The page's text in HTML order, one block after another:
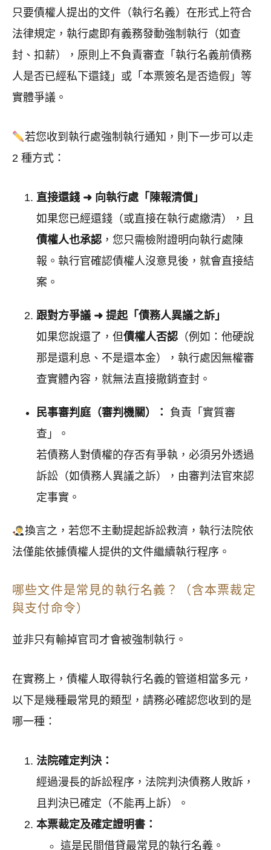
只要債權人提出的文件（執行名義）在形式上符合
法律規定，執行處即有義務發動強制執行（如查
封、扣薪），原則上不負責審查「執行名義前債務
人是否已經私下還錢」或「本票簽名是否造假」等
實體爭議。
若您收到執行處強制執行通知，則下一步可以走
2 種方式：
直接還錢 ➜ 向執行處「陳報清償」
如果您已經還錢（或直接在執行處繳清），且
債權人也承認 ，您只需檢附證明向執行處陳
報。執行官確認債權人沒意見後，就會直接結
案。
跟對方爭議 ➜ 提起「債務人異議之訴」
如果您說還了，但債權人否認 （例如：他硬說
那是還利息、不是還本金），執行處因無權審
查實體內容，就無法直接撤銷查封。
民事審判庭（審判機關）：
負責「實質審
查」。
若債務人對債權的存否有爭執，必須另外透過
訴訟（如債務人異議之訴），由審判法官來認
定事實。
換言之，若您不主動提起訴訟救濟，執行法院依
法僅能依據債權人提供的文件繼續執行程序。
哪些文件是常見的執行名義？（含本票裁定
與支付命令）
並非只有輸掉官司才會被強制執行。
在實務上，債權人取得執行名義的管道相當多元，
以下是幾種最常見的類型，請務必確認您收到的是
哪一種：
法院確定判決：
經過漫長的訴訟程序，法院判決債務人敗訴，
且判決已確定（不能再上訴）。
本票裁定及確定證明書：
這是民間借貸最常見的執行名義。